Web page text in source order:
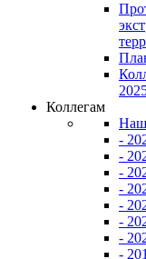
Коллегам
-
-
-
-
-
-
-
-